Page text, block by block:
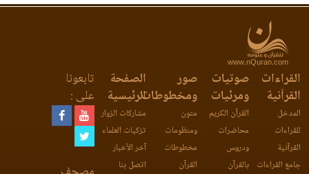
www.nQuran.com
القراءات
القرآنية
المدخل
للقراءات
القرآنية
جامع القراءات
صوتيات
ومرئيات
القرآن الكريم
محاضرات
ودروس
بالقرآن
صور
ومخطوطات
متون
ومنظومات
مخطوطات
القرآن
الصفحة
الرئيسية
مشاركات الزوار
تزكيات العلماء
آخر الأخبار
اتصل بنا
تابعونا
على :